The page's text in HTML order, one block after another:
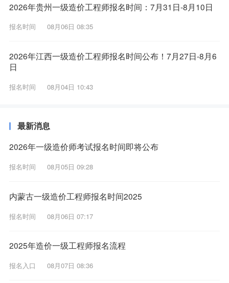
2026年贵州一级造价工程师报名时间：7月31日-8月10日
报名时间 08月06日 08:35
2026年江西一级造价工程师报名时间公布！7月27日-8月6
日
报名时间 08月04日 10:43
最新消息
2026年一级造价师考试报名时间即将公布
报名时间 08月05日 09:28
内蒙古一级造价工程师报名时间2025
报名时间 08月06日 07:17
2025年造价一级工程师报名流程
报名入口 08月07日 08:36